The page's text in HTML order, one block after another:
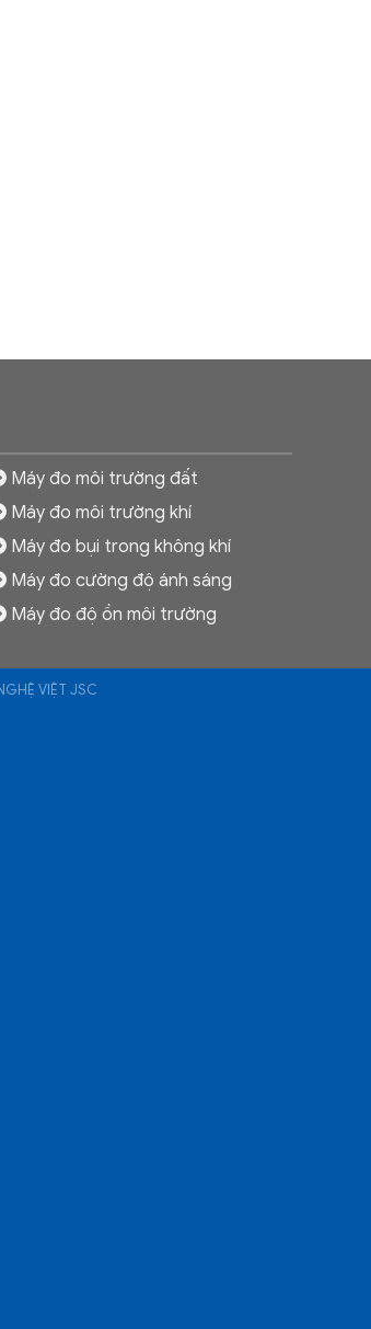
Máy đo môi trường đất
Máy đo môi trường khí
Máy đo bụi trong không khí
Máy đo cường độ ánh sáng
Máy đo độ ồn môi trường
VIỆT JSC